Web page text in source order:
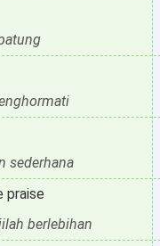
sederhana
praise
berlebihan